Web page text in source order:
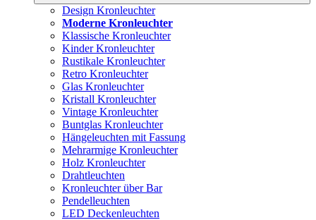
Design Kronleuchter
Moderne Kronleuchter
Klassische Kronleuchter
Kinder Kronleuchter
Rustikale Kronleuchter
Retro Kronleuchter
Glas Kronleuchter
Kristall Kronleuchter
Vintage Kronleuchter
Buntglas Kronleuchter
Hängeleuchten mit Fassung
Mehrarmige Kronleuchter
Holz Kronleuchter
Drahtleuchten
Kronleuchter über Bar
Pendelleuchten
LED Deckenleuchten